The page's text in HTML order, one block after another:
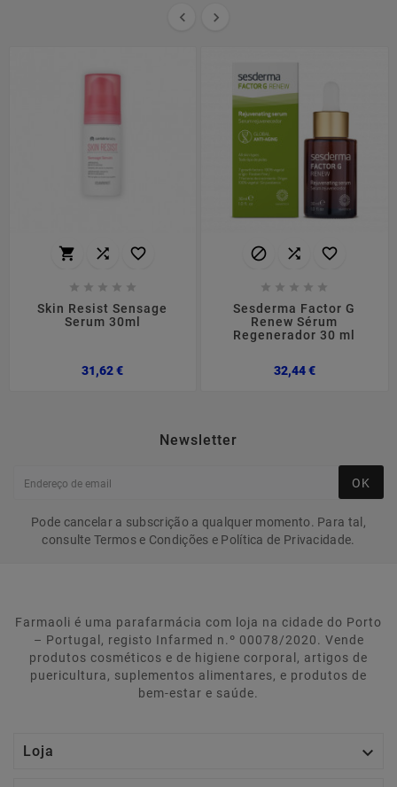
 
  
    
Skin Resist Sensage
Serum 30ml
31,62 €Preço
  
    
Sesderma Factor G
Renew Sérum
Regenerador 30 ml
32,44 €Preço
Newsletter
OK
Pode cancelar a subscrição a qualquer momento. Para tal,
consulte Termos e Condições e Política de Privacidade.
Farmaoli é uma parafarmácia com loja na cidade do Porto
– Portugal, registo Infarmed n.º 00078/2020. Vende
produtos cosméticos e de higiene corporal, artigos de
puericultura, suplementos alimentares, e produtos de
bem-estar e saúde.
Loja 